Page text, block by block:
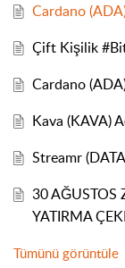
Cardano
Çift Kişilik
Cardano
Kava (KAVA)
Streamr
30 AĞUSTOS
YATIRMA
Tümünü görüntüle